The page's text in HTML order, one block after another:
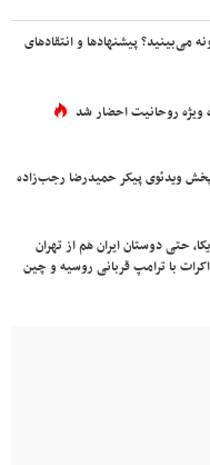
می‌بینید؟ پیشنهادها و انتقادهای
ویژه روحانیت احضار شد
ویدئوی پیکر حمیدرضا رجب‌زاده
حتی دوستان ایران هم از تهران
با ترامپ قربانی روسیه و چین